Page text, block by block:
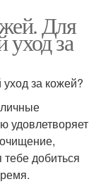
Для
уход за
за кожей?
удовлетворяет
добиться